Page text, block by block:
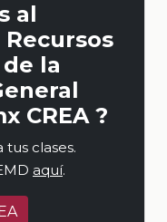
al
la
CREA ?
clases.
aquí.